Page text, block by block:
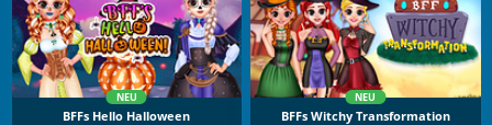
NEU
BFFs Hello Halloween
NEU
BFFs Witchy Transformation